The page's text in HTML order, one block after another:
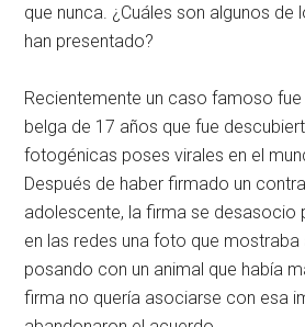
que nunca. ¿Cuáles son algunos de
han presentado?
Recientemente un caso famoso
belga de 17 años que fue
fotogénicas poses virales en el
Después de haber firmado un
adolescente, la firma se desasocio
en las redes una foto que
posando con un animal que había
firma no quería asociarse con esa